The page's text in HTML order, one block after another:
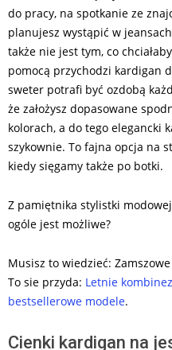
do pracy, na spotkanie ze
planujesz wystąpić w
także nie jest tym, co
pomocą przychodzi kardigan
sweter potrafi być ozdobą
że założysz dopasowane
kolorach, a do tego elegancki
szykownie. To fajna opcja na
kiedy sięgamy także po botki.
Z pamiętnika stylistki
ogóle jest możliwe?
Musisz to wiedzieć:
To sie przyda: Letnie
bestsellerowe modele.
Cienki kardigan na